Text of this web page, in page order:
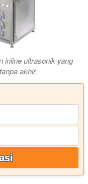
inline ultrasonik yang
akhir.